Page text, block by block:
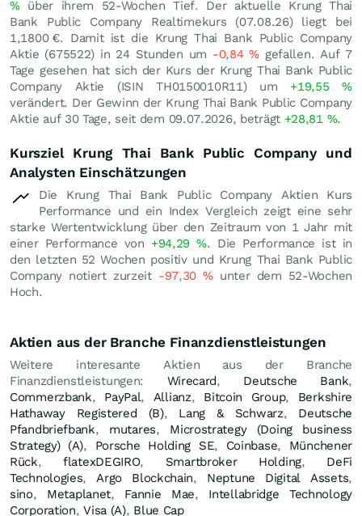
%über ihrem 52-Wochen Tief. Der aktuelle Krung Thai
Bank Public Company Realtimekurs (07.08.26) liegt bei
1,1800 €. Damit ist die Krung Thai Bank Public Company
Aktie (675522) in 24 Stunden um -0,84% gefallen. Auf 7
Tage gesehen hat sich der Kurs der Krung Thai Bank Public
Company Aktie (ISIN TH0150010R11) um +19,55%
verändert. Der Gewinn der Krung Thai Bank Public Company
Aktie auf 30 Tage, seit dem 09.07.2026, beträgt +28,81 %.
Kursziel Krung Thai Bank Public Company und
Analysten Einschätzungen
Die Krung Thai Bank Public Company Aktien Kurs
Performance und ein Index Vergleich zeigt eine sehr
starke Wertentwicklung über den Zeitraum von 1 Jahr mit
einer Performance von +94,29%. Die Performance ist in
den letzten 52 Wochen positiv und Krung Thai Bank Public
Company notiert zurzeit -97,30%unter dem 52-Wochen
Hoch.
Aktien aus der Branche Finanzdienstleistungen
Weitere interesante Aktien aus der Branche
Finanzdienstleistungen: Wirecard, Deutsche Bank,
Commerzbank, PayPal, Allianz, Bitcoin Group, Berkshire
Hathaway Registered (B), Lang & Schwarz, Deutsche
Pfandbriefbank, mutares, Microstrategy (Doing business
Strategy) (A), Porsche Holding SE, Coinbase, Münchener
Rück,flatexDEGIRO, Smartbroker Holding, DeFi
Technologies,Argo Blockchain, Neptune Digital Assets,
sino, Metaplanet, Fannie Mae, Intellabridge Technology
Corporation,Visa (A), Blue Cap